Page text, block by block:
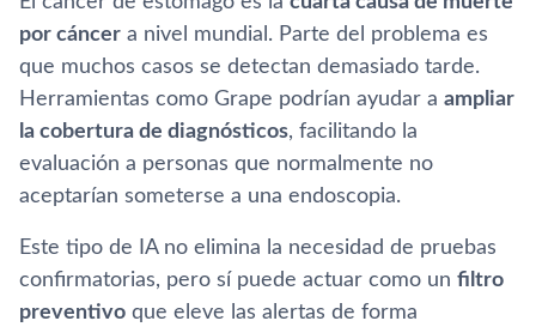
por cáncer a nivel mundial. Parte del problema es
que muchos casos se detectan demasiado tarde.
Herramientas como Grape podrían ayudar a ampliar
la cobertura de diagnósticos, facilitando la
evaluación a personas que normalmente no
aceptarían someterse a una endoscopia.
Este tipo de IA no elimina la necesidad de pruebas
confirmatorias, pero sí puede actuar como un filtro
preventivo que eleve las alertas de forma